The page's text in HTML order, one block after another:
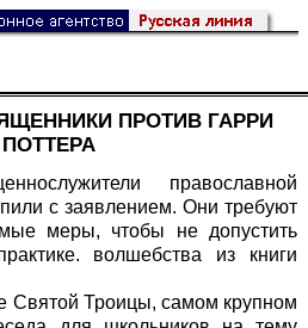
ПРОТИВ ГАРРИ
ПОТТЕРА
православной
с заявлением. Они требуют
меры, чтобы не допустить
волшебства из книги
Святой Троицы, самом крупном